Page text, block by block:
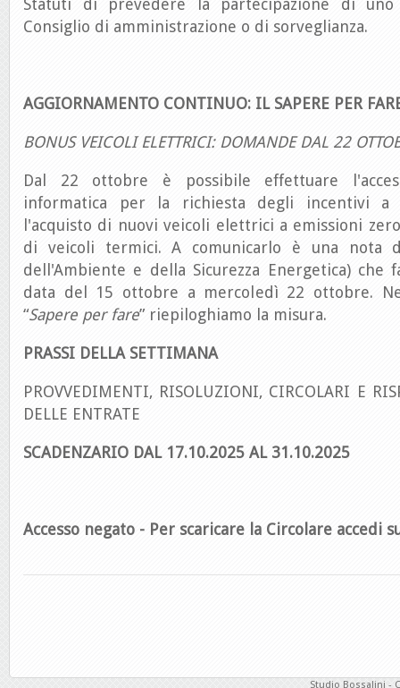
Statuti di prevedere la partecipazione di
Consiglio di amministrazione o di sorveglianza.
AGGIORNAMENTO CONTINUO: IL SAPERE PER
BONUS VEICOLI ELETTRICI: DOMANDE DAL 22
Dal 22 ottobre è possibile effettuare
informatica per la richiesta degli incentivi
l'acquisto di nuovi veicoli elettrici a emissioni
di veicoli termici. A comunicarlo è una nota
dell'Ambiente e della Sicurezza Energetica) che
data del 15 ottobre a mercoledì 22 ottobre.
“Sapere per fare” riepiloghiamo la misura.
PRASSI DELLA SETTIMANA
PROVVEDIMENTI, RISOLUZIONI, CIRCOLARI E
DELLE ENTRATE
SCADENZARIO DAL 17.10.2025 AL 31.10.2025
Accesso negato - Per scaricare la Circolare accedi
Studio Bossalini -